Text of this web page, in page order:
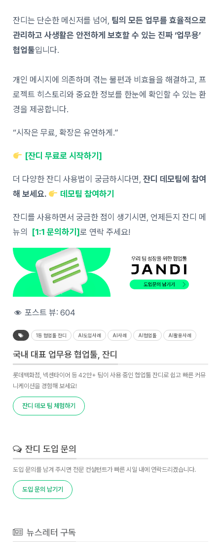
잔디는 단순한 메신저를 넘어, 팀의 모든 업무를 효율적으로
관리하고 사생활은 안전하게 보호할 수 있는 진짜 ‘업무용’
협업툴입니다.
개인 메시지에 의존하며 겪는 불편과 비효율을 해결하고, 프
로젝트 히스토리와 중요한 정보를 한눈에 확인할 수 있는 환
경을 제공합니다.
“시작은 무료, 확장은 유연하게.”
[잔디 무료로 시작하기]
더 다양한 잔디 사용법이 궁금하시다면,잔디 데모팀에 참여
해 보세요.
데모팀 참여하기
잔디를 사용하면서 궁금한 점이 생기시면, 언제든지 잔디 메
뉴의 [1:1 문의하기]로 연락 주세요!
포스트 뷰:604
1등 협업툴 잔디 AI도입사례 AI사례 AI협업툴 AI활용사례
국내 대표 업무용 협업툴, 잔디
롯데백화점, 넥센타이어 등 42만+ 팀이 사용 중인 협업툴 잔디로 쉽고 빠른 커뮤
니케이션을 경험해 보세요!
잔디 데모 팀 체험하기
잔디 도입 문의
도입 문의를 남겨 주시면 전문 컨설턴트가 빠른 시일 내에 연락드리겠습니다.
도입 문의 남기기
뉴스레터 구독